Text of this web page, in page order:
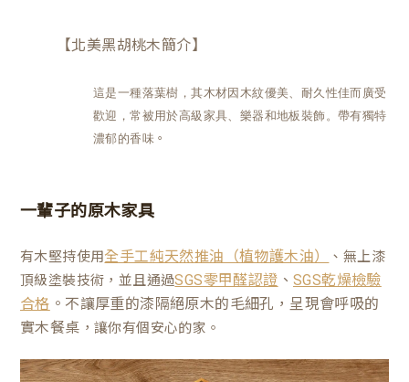
【北美黑胡桃木簡介】
這是一種落葉樹，其木材因木紋優美、耐久性佳而廣受
歡迎，常被用於高級家具、樂器和地板裝飾。帶有獨特
濃郁的香味 。
一輩子的原木家具
有木堅持使用全手工純天然推油（植物護木油）
、無上漆
頂級塗裝技術，並且通過SGS零甲醛認證 、SGS乾燥檢驗
合格 。不讓厚重的漆隔絕原木的毛細孔，呈現會呼吸的
實木餐桌 ，讓你有個安心的家。